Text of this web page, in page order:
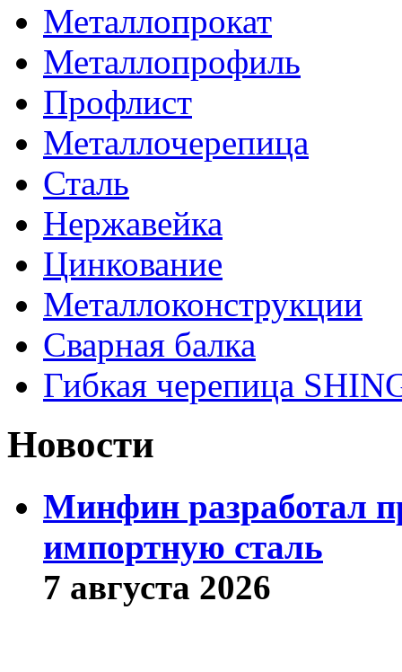
Металлопрокат
Металлопрофиль
Профлист
Металлочерепица
Сталь
Нержавейка
Цинкование
Металлоконструкции
Сварная балка
Гибкая черепица
Новости
Минфин разработал
импортную сталь
7 августа 2026